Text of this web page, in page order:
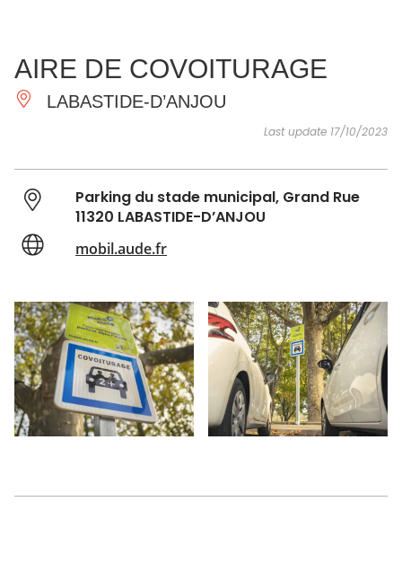
ESSENTIAL
AND
DO
INSPIRATIONS AGENDA
AIRE DE COVOITURAGE
LABASTIDE-D’ANJOU
Last update 17/10/2023
Parking du stade municipal, Grand Rue
11320 LABASTIDE-D’ANJOU
mobil.aude.fr